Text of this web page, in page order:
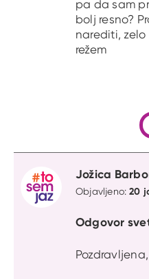
pa da sam
bolj resno?
narediti,
režem
Jožica
Objavljeno:20
Odgovor
Pozdravljena,